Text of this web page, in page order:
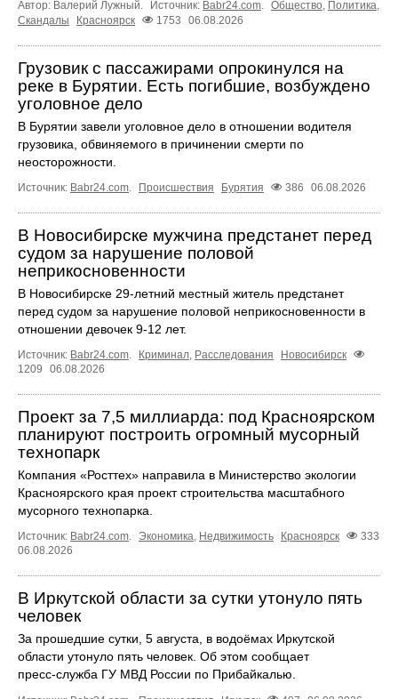
Автор: Валерий Лужный. Источник: Babr24.com. Общество, Политика,
Скандалы
Красноярск 1753 06.08.2026
Грузовик с пассажирами опрокинулся на
реке в Бурятии. Есть погибшие, возбуждено
уголовное дело
В Бурятии завели уголовное дело в отношении водителя
грузовика, обвиняемого в причинении смерти по
неосторожности.
Источник: Babr24.com. Происшествия Бурятия 386 06.08.2026
В Новосибирске мужчина предстанет перед
судом за нарушение половой
неприкосновенности
В Новосибирске 29-летний местный житель предстанет
перед судом за нарушение половой неприкосновенности в
отношении девочек 9-12 лет.
Источник: Babr24.com. Криминал, Расследования
Новосибирск
1209
06.08.2026
Проект за 7,5 миллиарда: под Красноярском
планируют построить огромный мусорный
технопарк
Компания «Росттех» направила в Министерство экологии
Красноярского края проект строительства масштабного
мусорного технопарка.
Источник: Babr24.com. Экономика, Недвижимость Красноярск
333
06.08.2026
В Иркутской области за сутки утонуло пять
человек
За прошедшие сутки, 5 августа, в водоёмах Иркутской
области утонуло пять человек. Об этом сообщает
пресс‑служба ГУ МВД России по Прибайкалью.